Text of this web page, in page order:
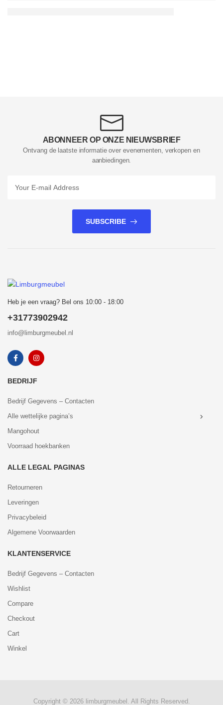
ABONNEER OP ONZE NIEUWSBRIEF
Ontvang de laatste informatie over evenementen, verkopen en
aanbiedingen.
SUBSCRIBE
Heb je een vraag? Bel ons 10:00 - 18:00
+31773902942
info@limburgmeubel.nl
BEDRIJF
Bedrijf Gegevens – Contacten
Alle wettelijke pagina’s
Mangohout
Voorraad hoekbanken
ALLE LEGAL PAGINAS
Retourneren
Leveringen
Privacybeleid
Algemene Voorwaarden
KLANTENSERVICE
Bedrijf Gegevens – Contacten
Wishlist
Compare
Checkout
Cart
Winkel
Copyright © 2026 limburgmeubel. All Rights Reserved.